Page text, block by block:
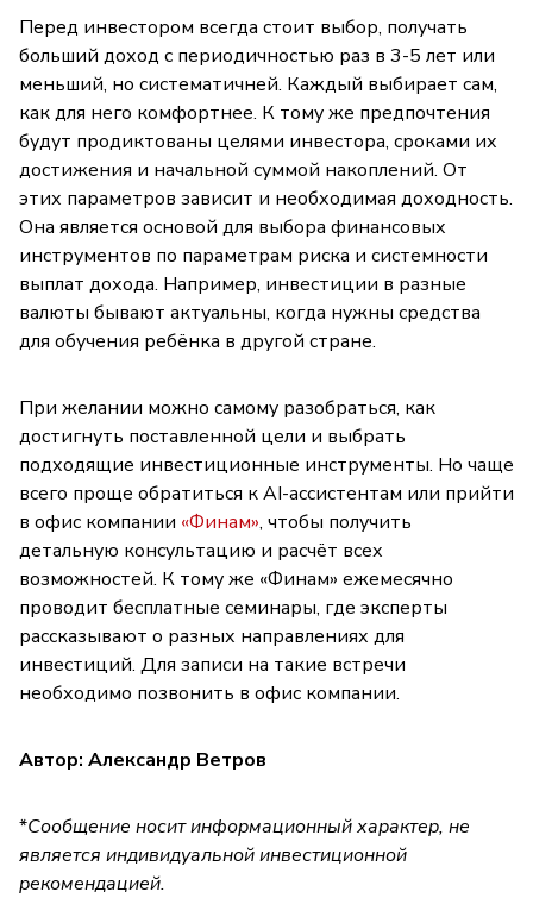
Перед инвестором всегда стоит выбор, получать
больший доход с периодичностью раз в 3-5 лет или
меньший, но систематичней. Каждый выбирает сам,
как для него комфортнее. К тому же предпочтения
будут продиктованы целями инвестора, сроками их
достижения и начальной суммой накоплений. От
этих параметров зависит и необходимая доходность.
Она является основой для выбора финансовых
инструментов по параметрам риска и системности
выплат дохода. Например, инвестиции в разные
валюты бывают актуальны, когда нужны средства
для обучения ребёнка в другой стране.
При желании можно самому разобраться, как
достигнуть поставленной цели и выбрать
подходящие инвестиционные инструменты. Но чаще
всего проще обратиться к AI-ассистентам или прийти
в офис компании «Финам», чтобы получить
детальную консультацию и расчёт всех
возможностей. К тому же «Финам» ежемесячно
проводит бесплатные семинары, где эксперты
рассказывают о разных направлениях для
инвестиций. Для записи на такие встречи
необходимо позвонить в офис компании.
Автор: Александр Ветров
*Сообщение носит информационный характер, не
является индивидуальной инвестиционной
рекомендацией.